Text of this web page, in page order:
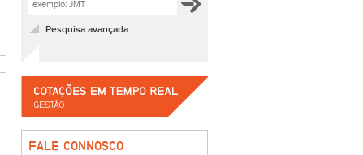
Pesquisa avançada
FALE CONNOSCO